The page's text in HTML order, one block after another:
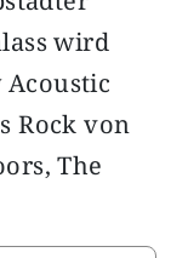
wird
Acoustic
Rock von
The